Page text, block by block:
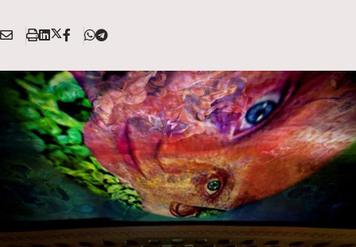
Condividi:
E
A
S
a
m
p
a
L
n
k
e
d
i
n
X
T
w
i
t
t
e
r
F
T
l
e
g
r
a
m